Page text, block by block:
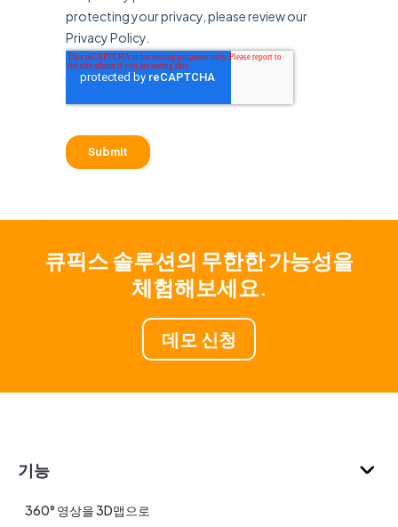
큐픽스 솔루션의 무한한 가능성을
체험해보세요.
데모 신청
기능
360° 영상을 3D맵으로